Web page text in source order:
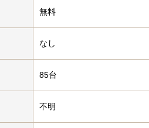
無料
なし
85台
不明